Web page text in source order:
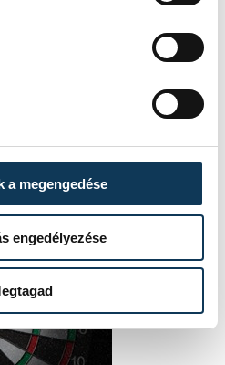
a megengedése
engedélyezése